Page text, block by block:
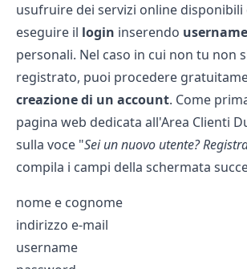
usufruire dei servizi online
eseguire il login inserendo username
personali. Nel caso in cui non tu non
registrato, puoi procedere
creazionedi un account. Come
pagina web dedicata all'Area Clienti
sulla voce "Sei un nuovo utente?
compila i campi della schermata
nome e cognome
indirizzo e-mail
username